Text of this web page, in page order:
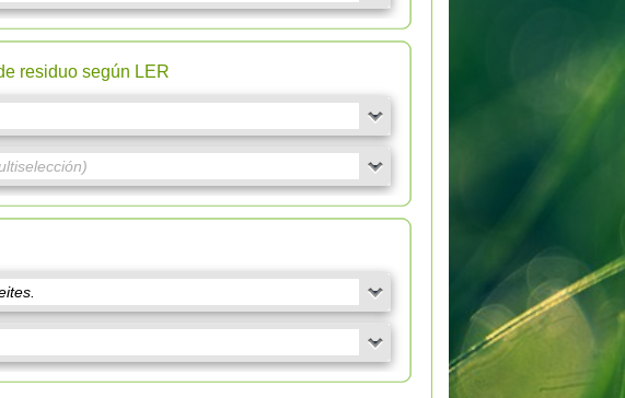
residuo según LER